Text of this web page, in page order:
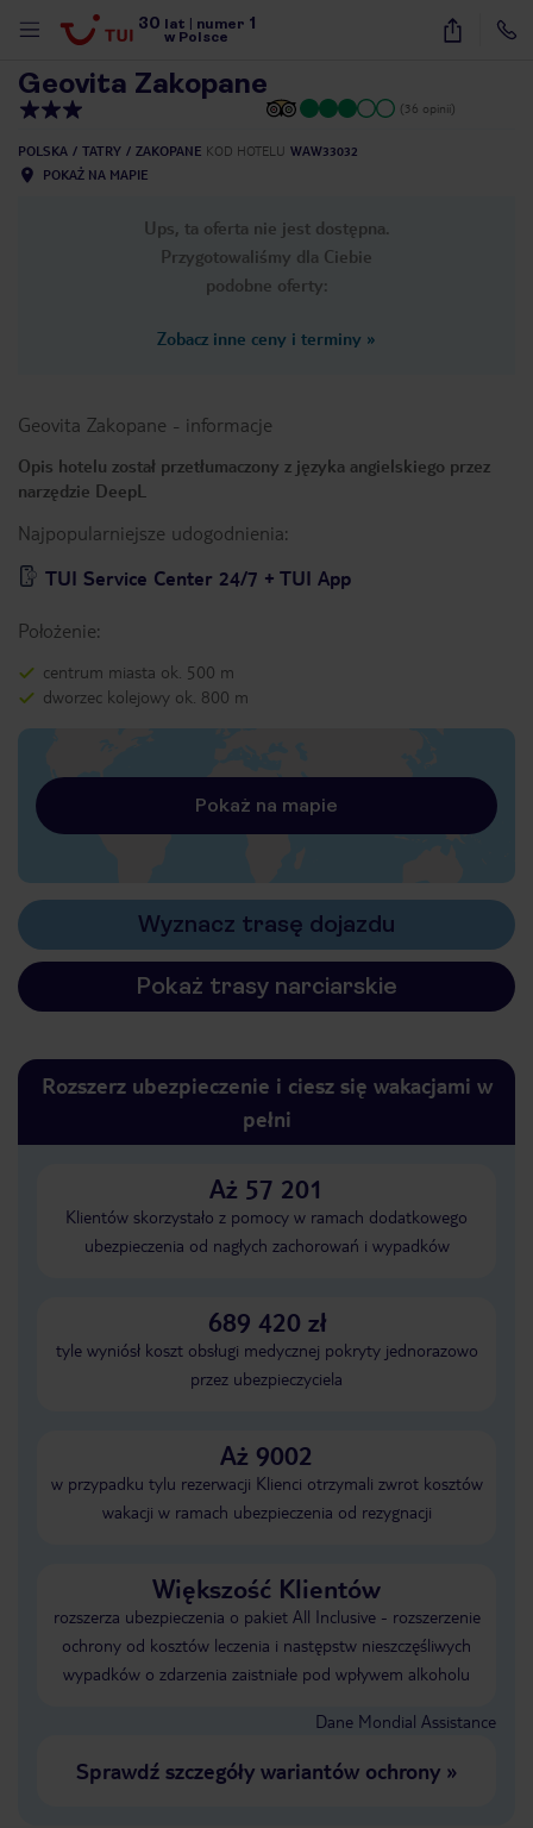
30 lat numer 1
w Polsce
36
Geovita Zakopane
(36 opinii)
POLSKA TATRY ZAKOPANE KOD HOTELU WAW33032
POKAŻ NA MAPIE
Ups, ta oferta nie jest dostępna.
Przygotowaliśmy dla Ciebie
podobne oferty:
Zobacz inne ceny i terminy »
Geovita Zakopane - informacje
Opis hotelu został przetłumaczony z języka angielskiego przez
narzędzie DeepL
Najpopularniejsze udogodnienia:
TUI Service Center 24/7 + TUI App
Położenie:
centrum miasta ok. 500 m
dworzec kolejowy ok. 800 m
Pokaż na mapie
Wyznacz trasę dojazdu
Pokaż trasy narciarskie
Rozszerz ubezpieczenie i ciesz się wakacjami w
pełni
Aż 57 201
Klientów skorzystało z pomocy w ramach dodatkowego
ubezpieczenia od nagłych zachorowań i wypadków
689 420 zł
tyle wyniósł koszt obsługi medycznej pokryty jednorazowo
przez ubezpieczyciela
Aż 9002
w przypadku tylu rezerwacji Klienci otrzymali zwrot kosztów
wakacji w ramach ubezpieczenia od rezygnacji
Większość Klientów
rozszerza ubezpieczenia o pakiet All Inclusive - rozszerzenie
ochrony od kosztów leczenia i następstw nieszczęśliwych
wypadków o zdarzenia zaistniałe pod wpływem alkoholu
Dane Mondial Assistance
Sprawdź szczegóły wariantów ochrony»